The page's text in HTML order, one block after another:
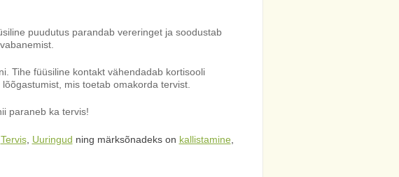
puudutus parandab vereringet ja soodustab
Tihe füüsiline kontakt vähendadab kortisooli
mis toetab omakorda tervist.
paraneb ka tervis!
Tervis, Uuringud ning märksõnadeks on kallistamine,